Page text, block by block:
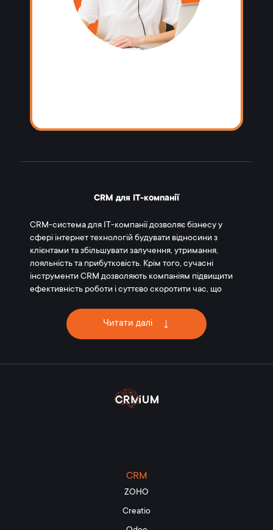
CRM для IT-компанії
CRM-система для IT-компанії дозволяє бізнесу у
сфері інтернет технологій будувати відносини з
клієнтами та збільшувати залучення, утримання,
лояльність та прибутковість. Крім того, сучасні
інструменти CRM дозволяють компаніям підвищити
ефективність роботи і суттєво скоротити час, що
та для клієнтів. Система зберігає та аналізує величезні
обсяги даних про клієнтів і дає уявлення про їхню
поведінку та про те, як компанія може на них
доступ до всіх даних ваших клієнтів. Який продукт
використовує клієнт? Яка угода про надання послуг
Розширене управління взаємовідносинами з
вести централізовану базу даних клієнтів, лідів та
потенційних клієнтів, що призводить до
Читати далі
CRM
ZOHO
Creatio